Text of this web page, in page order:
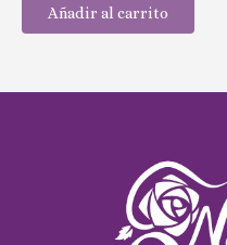
Añadir al carrito